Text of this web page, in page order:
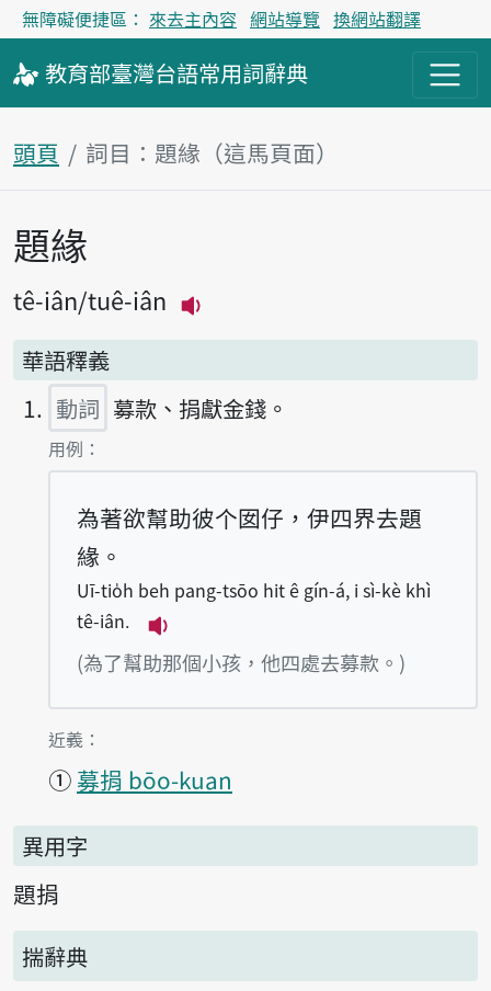
無障礙便捷區： 來去主內容 網站導覽 換網站翻譯
教育部臺灣台語常用詞辭典
頭頁 詞目：題緣（這馬頁面）
主內容區
題緣
tê-iân tuê-iân
華語釋義
動詞 募款、捐獻金錢。
第1項釋義的
用例：
為著欲幫助彼个囡仔，伊四界去題
緣。
Uī-tio̍h beh pang-tsōo hit ê gín-á, i sì-kè khì
tê-iân.
播放例句Uī-tio̍h beh pang-tsōo
(為了幫助那個小孩，他四處去募款。)
第1項釋義的
近義：
① 募捐 bōo-kuan
異用字
題捐
揣辭典